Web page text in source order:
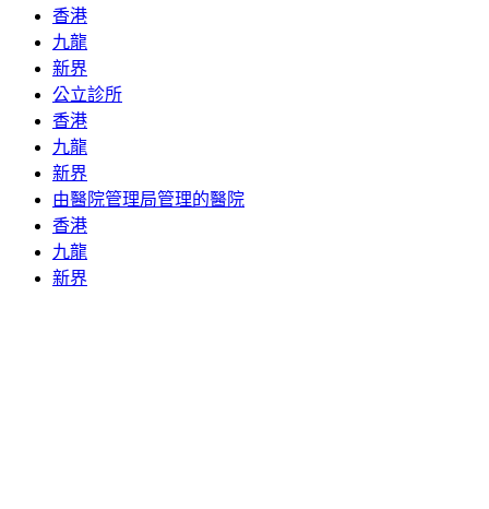
香港
九龍
新界
公立診所
香港
九龍
新界
由醫院管理局管理的醫院
香港
九龍
新界